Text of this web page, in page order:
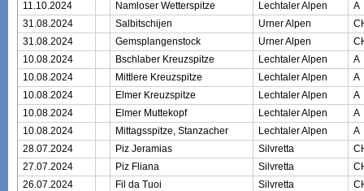
11.10.2024
Namloser Wetterspitze Lechtaler Alpen
A
31.08.2024
Salbitschijen Urner Alpen
31.08.2024
Gemsplangenstock Urner Alpen
10.08.2024
Bschlaber Kreuzspitze Lechtaler Alpen
A
10.08.2024
Mittlere Kreuzspitze Lechtaler Alpen
A
10.08.2024
Elmer Kreuzspitze Lechtaler Alpen
A
10.08.2024
Elmer Muttekopf Lechtaler Alpen
A
10.08.2024
Mittagsspitze, Stanzacher Lechtaler Alpen
A
28.07.2024
Piz Jeramias Silvretta
27.07.2024
Piz Fliana Silvretta
26.07.2024
Fil da Tuoi Silvretta